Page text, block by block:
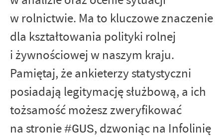
w rolnictwie. Ma to kluczowe znaczenie
dla kształtowania polityki rolnej
i żywnościowej w naszym kraju.
Pamiętaj, że ankieterzy statystyczni
posiadają legitymację służbową, a ich
tożsamość możesz zweryfikować
na stronie#GUS, dzwoniąc na Infolinię